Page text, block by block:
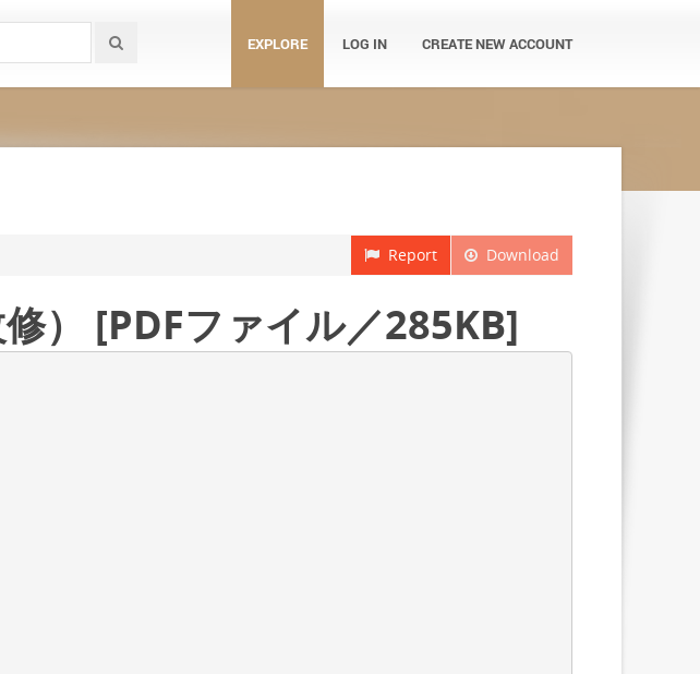
EXPLORE LOG IN CREATE NEW ACCOUNT
Download
Report
） [PDFファイル／285KB]